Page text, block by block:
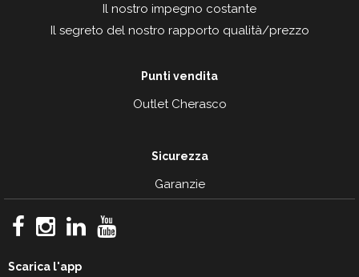
Il nostro impegno costante
Il segreto del nostro rapporto qualità/prezzo
Punti vendita
Outlet Cherasco
Sicurezza
Garanzie
Scarica l'app